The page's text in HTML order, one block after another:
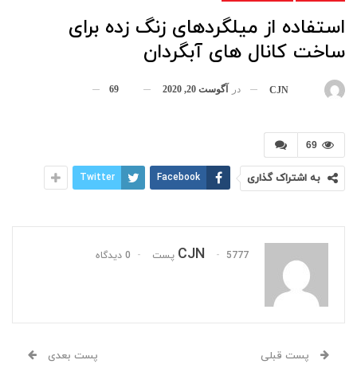
استفاده از میلگردهای زنگ زده برای
ساخت کانال های آبگردان
CJN در آگوست 20, 2020 69
69
به اشتراک گذاری Facebook
Twitter
CJN 5777 پست 0 دیدگاه
پست قبلی پست بعدی